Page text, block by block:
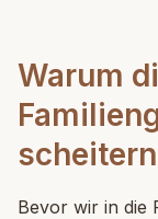
Warum
scheitern
Bevor wir in die